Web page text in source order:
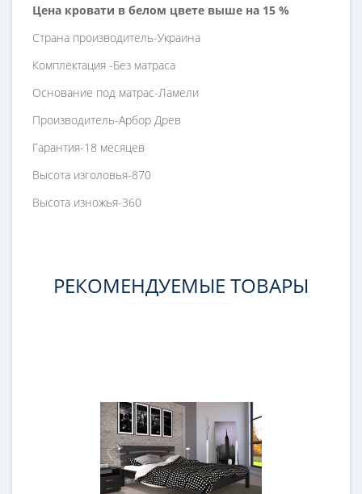
Цена кровати в белом цвете выше на 15 %
Страна производитель-Украина
Комплектация -Без матраса
Основание под матрас-Ламели
Производитель-Арбор Древ
Гарантия-18 месяцев
Высота изголовья-870
Высота изножья-360
РЕКОМЕНДУЕМЫЕ ТОВАРЫ